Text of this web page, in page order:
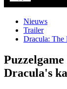
Nieuws
Trailer
Dracula: The
Dracula's